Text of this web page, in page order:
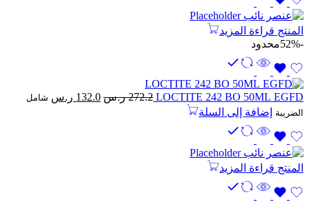
المنتج قراءة المزيد
-52%
محدود
LOCTITE 242 BO 50ML EGFD
272.2 ر.س السعر
132.0 ر.س السعر
شامل
الضريبة
إضافة إلى السلة
المنتج قراءة المزيد